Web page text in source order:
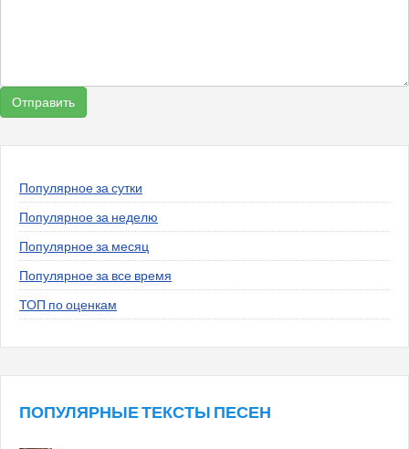
Популярное за сутки
Популярное за неделю
Популярное за месяц
Популярное за все время
ТОП по оценкам
ПОПУЛЯРНЫЕ ТЕКСТЫ ПЕСЕН